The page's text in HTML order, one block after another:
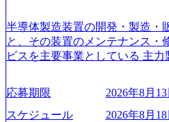
着けたい方でも幅広に経験を積
成が柔軟に可能な環境である。
our-vision-production.appspot.com/
_93b1bff3-f71c-4bc9-8bd9-
mages/
_956x512.webp https://
on.appspot.com/public/images/
半導体製造装置の開発・製造・
と、その装置のメンテナンス・
ビスを主要事業としている 主
世界トップクラスのシェアを有
て未来を創造し、社会課題の解
ている Mission:私たちの技術/私
応募期限
2026年8月
スケジュール
2026年8月